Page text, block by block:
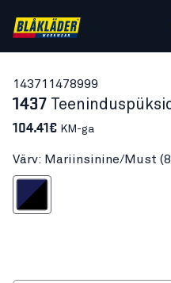
143711478999
1437
104.41€ KM-ga
Värv: Mariinsinine/Must
Must